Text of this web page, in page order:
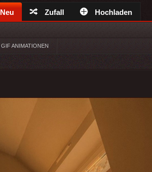
Neu Zufall Hochladen
GIF ANIMATIONEN